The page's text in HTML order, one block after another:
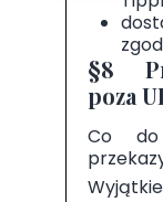
§8
poza
Co